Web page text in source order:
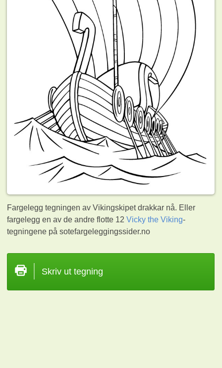
Fargelegg tegningen av Vikingskipet drakkar nå. Eller
fargelegg en av de andre flotte 12Vicky the Viking-
tegningene på sotefargeleggingssider.no
Skriv ut tegning